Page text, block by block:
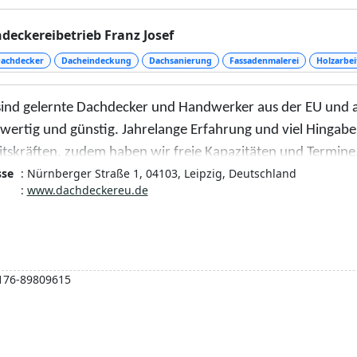
Franz Josef
Dacheindeckung Dachsanierung Fassadenmalerei
gelernte Dachdecker und Handwerker aus der EU
und günstig. Jahrelange Erfahrung und viel
zudem haben wir freie Kapazitäten und
Einem sofortigem Beginn der Arbeiten steht nichts im
: Nürnberger Straße 1, 04103, Leipzig, Deutschland
: www.dachdeckereu.de
89809615